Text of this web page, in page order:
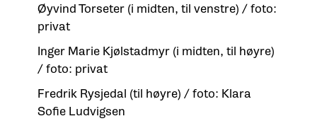
Øyvind Torseter (i midten, til venstre) / foto:
privat
Inger Marie Kjølstadmyr (i midten, til høyre)
/ foto: privat
Fredrik Rysjedal (til høyre) / foto: Klara
Sofie Ludvigsen